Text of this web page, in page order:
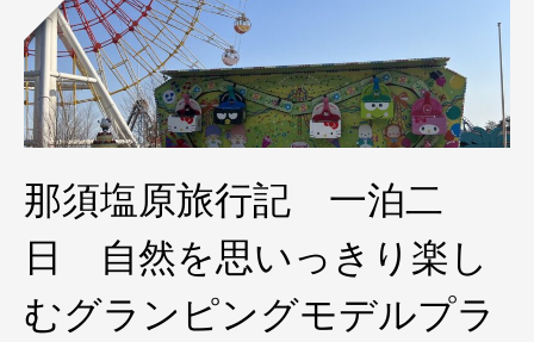
那須塩原旅行記 一泊二
日 自然を思いっきり楽し
むグランピングモデルプラ